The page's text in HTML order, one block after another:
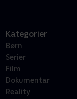
Kategorier
Børn
Serier
Film
Dokumentar
Reality